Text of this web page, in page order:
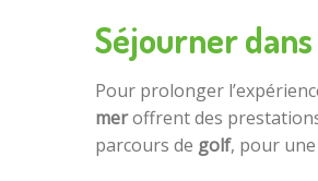
Séjourner
Pour prolonger
meroffrent des
parcours de golf, pour